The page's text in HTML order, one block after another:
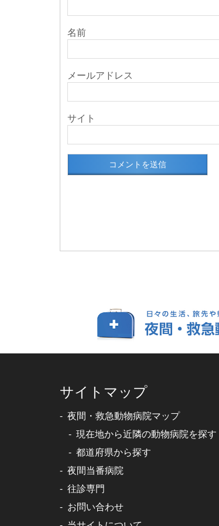
名前
メールアドレス
サイト
サイトマップ
夜間・救急動物病院マップ
現在地から近隣の動物病院を探す
都道府県から探す
夜間当番病院
往診専門
お問い合わせ